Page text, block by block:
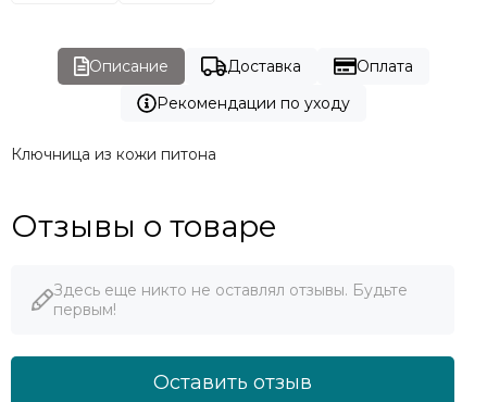
Описание Доставка
Оплата
Рекомендации по уходу
Ключница из кожи питона
Отзывы о товаре
Здесь еще никто не оставлял отзывы. Будьте
первым!
Оставить отзыв